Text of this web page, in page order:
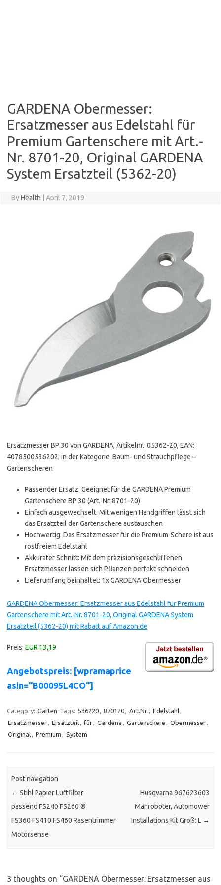
GARDENA Obermesser:
Ersatzmesser aus Edelstahl für
Premium Gartenschere mit Art.-
Nr. 8701-20, Original GARDENA
System Ersatzteil (5362-20)
ByHealth April 7, 2019
Ersatzmesser BP 30 von GARDENA, Artikelnr.: 05362-20, EAN:
4078500536202, in der Kategorie: Baum- und Strauchpflege –
Gartenscheren
Passender Ersatz: Geeignet für die GARDENA Premium
Gartenschere BP 30 (Art.-Nr. 8701-20)
Einfach ausgewechselt: Mit wenigen Handgriffen lässt sich
das Ersatzteil der Gartenschere austauschen
Hochwertig: Das Ersatzmesser für die Premium-Schere ist aus
rostfreiem Edelstahl
Akkurater Schnitt: Mit dem präzisionsgeschliffenen
Ersatzmesser lassen sich Pflanzen perfekt schneiden
Lieferumfang beinhaltet: 1x GARDENA Obermesser
GARDENA Obermesser: Ersatzmesser aus Edelstahl für Premium
Gartenschere mit Art.-Nr. 8701-20, Original GARDENA System
Ersatzteil (5362-20) mit Rabatt auf Amazon.de
Preis: EUR 13,19
Angebotspreis: [wpramaprice
asin=”B00095L4CO”]
Category: Garten Tags: 536220, 870120, Art.Nr. , Edelstahl,
Ersatzmesser, Ersatzteil, für, Gardena , Gartenschere , Obermesser,
Original, Premium , System
Post navigation
← Stihl Papier Luftfilter
passend FS240 FS260 ®
FS360 FS410 FS460 Rasentrimmer
Motorsense
Husqvarna 967623603
Mähroboter, Automower
Installations Kit Groß: L →
3 thoughts on “GARDENA Obermesser: Ersatzmesser aus